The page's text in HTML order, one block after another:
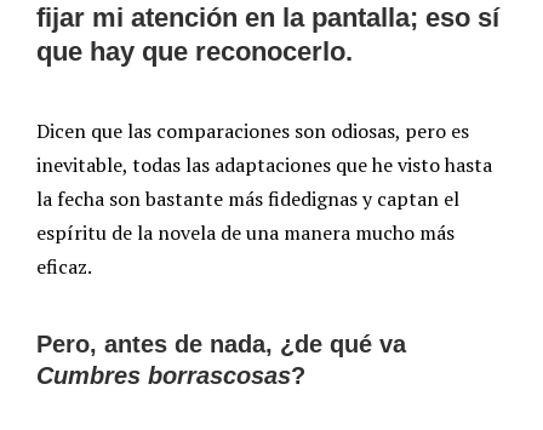
fijar mi atención en la pantalla; eso sí
que hay que reconocerlo.
Dicen que las comparaciones son odiosas, pero es
inevitable, todas las adaptaciones que he visto hasta
la fecha son bastante más fidedignas y captan el
espíritu de la novela de una manera mucho más
eficaz.
Pero, antes de nada, ¿de qué va
Cumbres borrascosas?